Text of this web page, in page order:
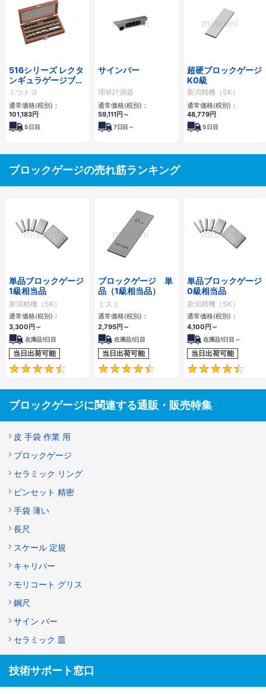
516シリーズ レクタ
ンギュラゲージブロ
ック標準セット
BM（ミツトヨ品
番）
ミツトヨ
通常価格(税別)：
101,183円
5日目
サインバー
理研計測器
通常価格(税別)：
59,111円 ～
7日目～
超硬ブロックゲージ
K0級
新潟精機（SK）
通常価格(税別)：
48,779円
5日目
ブロックゲージの売れ筋ランキング
単品ブロックゲージ
1級相当品
新潟精機（SK）
通常価格(税別)：
3,300円 ～
在庫品1日目
当日出荷可能
4.7
ブロックゲージ 単
品（1級相当品）
ミスミ
通常価格(税別)：
2,795円 ～
在庫品1日目
当日出荷可能
4.6
単品ブロックゲージ
0級相当品
新潟精機（SK）
通常価格(税別)：
4,100円 ～
在庫品1日目～
当日出荷可能
ブロックゲージに関連する通販・販売特集
皮 手袋 作業 用
ブロックゲージ
セラミック リング
ピンセット 精密
手袋 薄い
長尺
スケール 定規
キャリパー
モリコート グリス
鋼尺
サイン バー
セラミック 皿
技術サポート窓口